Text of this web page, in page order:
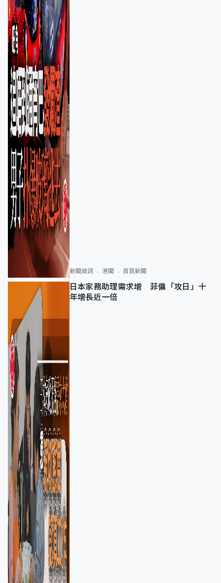
新聞資訊 港聞 首頁新聞
日本家務助理需求增 菲傭「攻日」十
年增長近一倍